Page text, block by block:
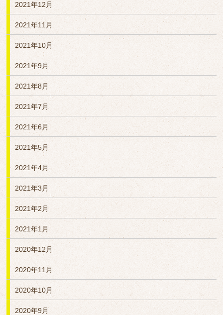
2021年12月
2021年11月
2021年10月
2021年9月
2021年8月
2021年7月
2021年6月
2021年5月
2021年4月
2021年3月
2021年2月
2021年1月
2020年12月
2020年11月
2020年10月
2020年9月